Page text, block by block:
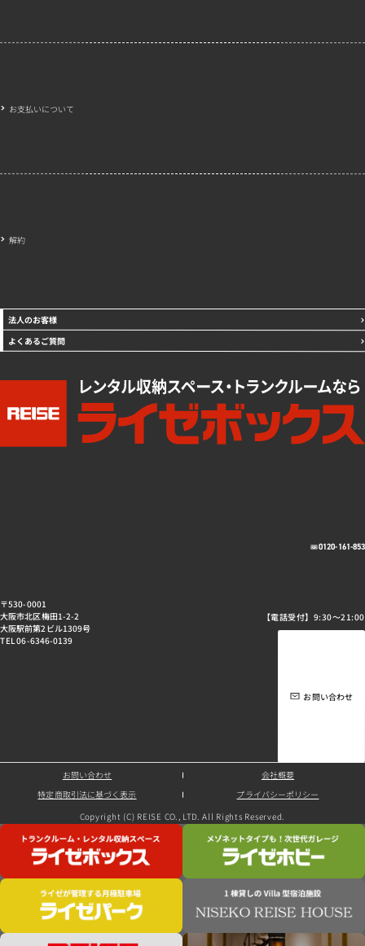
〒530-0001
大阪市北区梅田1-2-2
大阪駅前第2ビル1309号
TEL 06-6346-0139
0120-161-853
【電話受付】9:30～21:00
お問い合わせ
お支払いについて
解約
法人のお客様
よくあるご質問
お問い合わせ 会社概要
特定商取引法に基づく表示 プライバシーポリシー
Copyright (C) REISE CO., LTD. All Rights Reserved.